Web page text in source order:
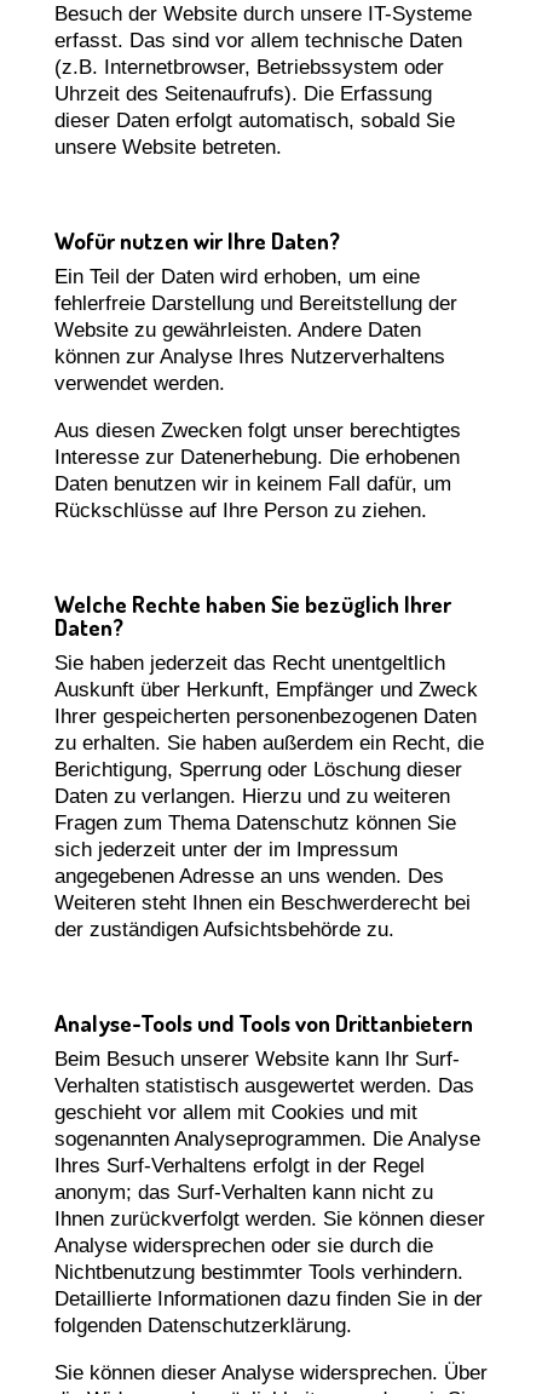
Besuch der Website durch unsere IT-Systeme
erfasst. Das sind vor allem technische Daten
(z.B. Internetbrowser, Betriebssystem oder
Uhrzeit des Seitenaufrufs). Die Erfassung
dieser Daten erfolgt automatisch, sobald Sie
unsere Website betreten.
Wofür nutzen wir Ihre Daten?
Ein Teil der Daten wird erhoben, um eine
fehlerfreie Darstellung und Bereitstellung der
Website zu gewährleisten. Andere Daten
können zur Analyse Ihres Nutzerverhaltens
verwendet werden.
Aus diesen Zwecken folgt unser berechtigtes
Interesse zur Datenerhebung. Die erhobenen
Daten benutzen wir in keinem Fall dafür, um
Rückschlüsse auf Ihre Person zu ziehen.
Welche Rechte haben Sie bezüglich Ihrer
Daten?
Sie haben jederzeit das Recht unentgeltlich
Auskunft über Herkunft, Empfänger und Zweck
Ihrer gespeicherten personenbezogenen Daten
zu erhalten. Sie haben außerdem ein Recht, die
Berichtigung, Sperrung oder Löschung dieser
Daten zu verlangen. Hierzu und zu weiteren
Fragen zum Thema Datenschutz können Sie
sich jederzeit unter der im Impressum
angegebenen Adresse an uns wenden. Des
Weiteren steht Ihnen ein Beschwerderecht bei
der zuständigen Aufsichtsbehörde zu.
Analyse-Tools und Tools von Drittanbietern
Beim Besuch unserer Website kann Ihr Surf-
Verhalten statistisch ausgewertet werden. Das
geschieht vor allem mit Cookies und mit
sogenannten Analyseprogrammen. Die Analyse
Ihres Surf-Verhaltens erfolgt in der Regel
anonym; das Surf-Verhalten kann nicht zu
Ihnen zurückverfolgt werden. Sie können dieser
Analyse widersprechen oder sie durch die
Nichtbenutzung bestimmter Tools verhindern.
Detaillierte Informationen dazu finden Sie in der
folgenden Datenschutzerklärung.
Sie können dieser Analyse widersprechen. Über